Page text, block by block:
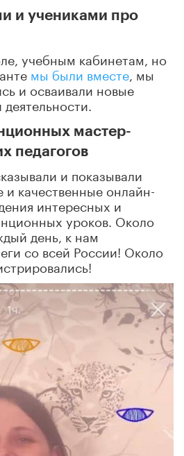
и учениками про
учебным кабинетам, но
мы были вместе , мы
и осваивали новые
мастер-
педагогов
и показывали
качественные онлайн-
интересных и
уроков. Около
день, к нам
со всей России! Около